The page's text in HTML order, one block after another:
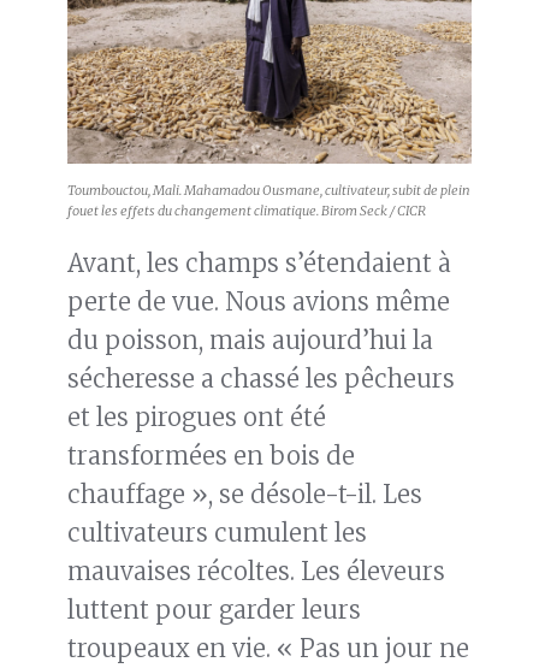
Toumbouctou, Mali. Mahamadou Ousmane, cultivateur, subit de plein
fouet les effets du changement climatique. Birom Seck / CICR
Avant, les champs s’étendaient à
perte de vue. Nous avions même
du poisson, mais aujourd’hui la
sécheresse a chassé les pêcheurs
et les pirogues ont été
transformées en bois de
chauffage », se désole-t-il. Les
cultivateurs cumulent les
mauvaises récoltes. Les éleveurs
luttent pour garder leurs
troupeaux en vie. « Pas un jour ne